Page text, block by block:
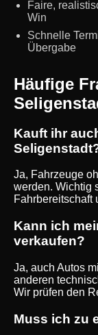
Faire,
Win
Schnelle
Übergabe
Häufige
Kauft ihr
Ja, Fahrzeuge
werden. Wichtig
Fahrbereitschaft
Kann ich
verkaufen?
Ja, auch Autos
anderen
Wir prüfen den
Muss ich zu